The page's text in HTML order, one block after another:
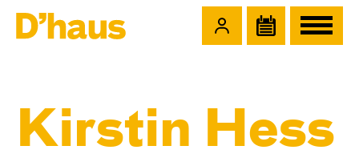
Kirstin Hess